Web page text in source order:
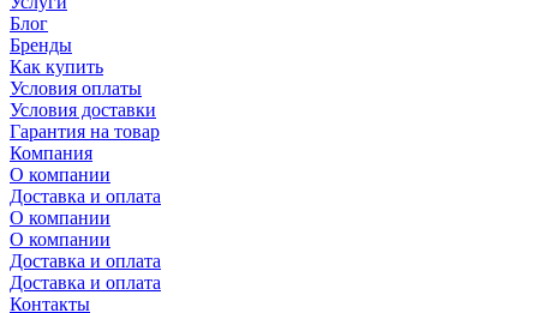
Блог
Бренды
Как купить
Условия оплаты
Условия доставки
Гарантия на товар
Компания
О компании
Доставка и оплата
О компании
О компании
Доставка и оплата
Доставка и оплата
Контакты